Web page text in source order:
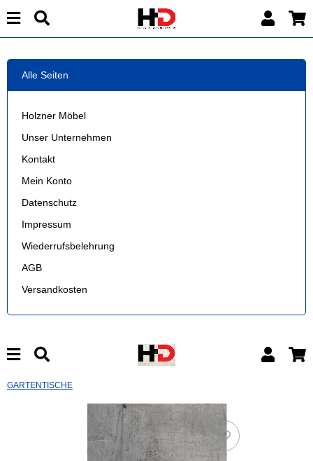
Alle Seiten
Holzner Möbel
Unser Unternehmen
Kontakt
Mein Konto
Datenschutz
Impressum
Wiederrufsbelehrung
AGB
Versandkosten
GARTENTISCHE